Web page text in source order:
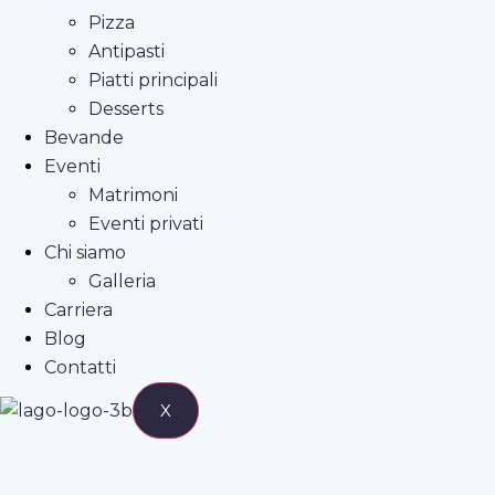
Pizza
Antipasti
Piatti principali
Desserts
Bevande
Eventi
Matrimoni
Eventi privati
Chi siamo
Galleria
Carriera
Blog
Contatti
X